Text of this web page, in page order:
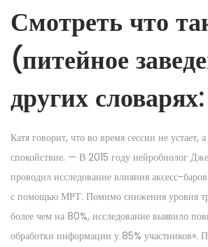
Смотреть что
(питейное
других словарях:
Катя говорит, что во время сессии не устает,
спокойствие. — В 2015 году нейробиолог
проводил исследование влияния аксесс-
с помощью МРТ. Помимо снижения уровня
более чем на 80%, исследование выявило
обработки информации у 85% участников».